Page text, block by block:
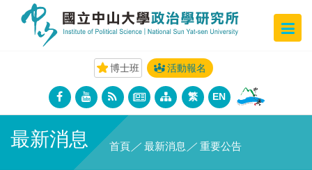
博士班 活動報名
繁 EN
最新消息 首頁 ／ 最新消息 ／ 重要公告